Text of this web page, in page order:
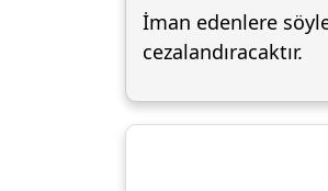
İman edenlere
cezalandıracaktır.